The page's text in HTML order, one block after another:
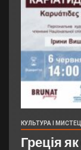
КУЛЬТУРА І
Греція